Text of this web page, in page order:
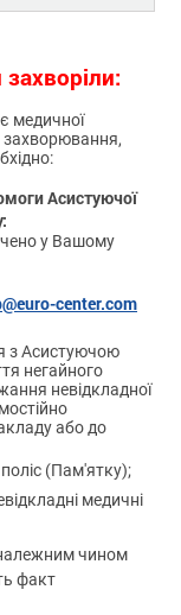
медичної
захворювання,
Асистуючої
у Вашому
center.com
з Асистуючою
негайного
невідкладної
або до
(Пам'ятку);
медичні
належним чином
факт